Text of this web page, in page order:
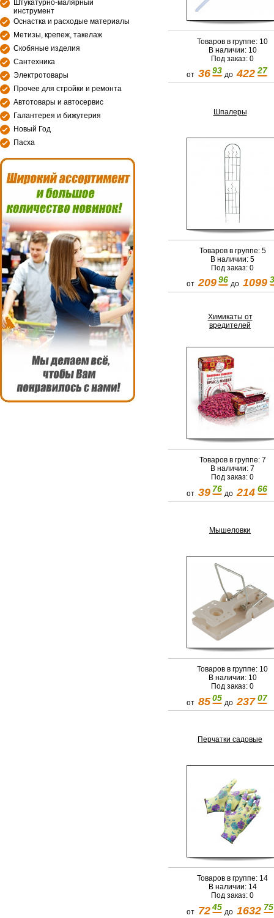
Штукатурно-малярный
инструмент
Оснастка и расходые материалы
Метизы, крепеж, такелаж
Скобяные изделия
Сантехника
Электротовары
Прочее для стройки и ремонта
Автотовары и автосервис
Галантерея и бижутерия
Новый Год
Пасха
Товаров в группе: 10
В наличии: 10
Под заказ: 0
от 36 93до422 27
Шпалеры
Товаров в группе: 5
В наличии: 5
Под заказ: 0
от209 96до1099
Химикаты от
вредителей
Товаров в группе: 7
В наличии: 7
Под заказ: 0
от 39 76до214 66
Мышеловки
Товаров в группе: 10
В наличии: 10
Под заказ: 0
от 85 05до237 07
Перчатки садовые
Товаров в группе: 14
В наличии: 14
Под заказ: 0
от 72 45до1632 75